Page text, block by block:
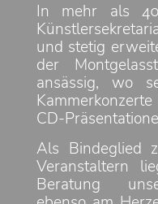
In mehr als
und stetig
der
ansässig, wo
CD-
Als Bindeglied
Veranstaltern
Beratung